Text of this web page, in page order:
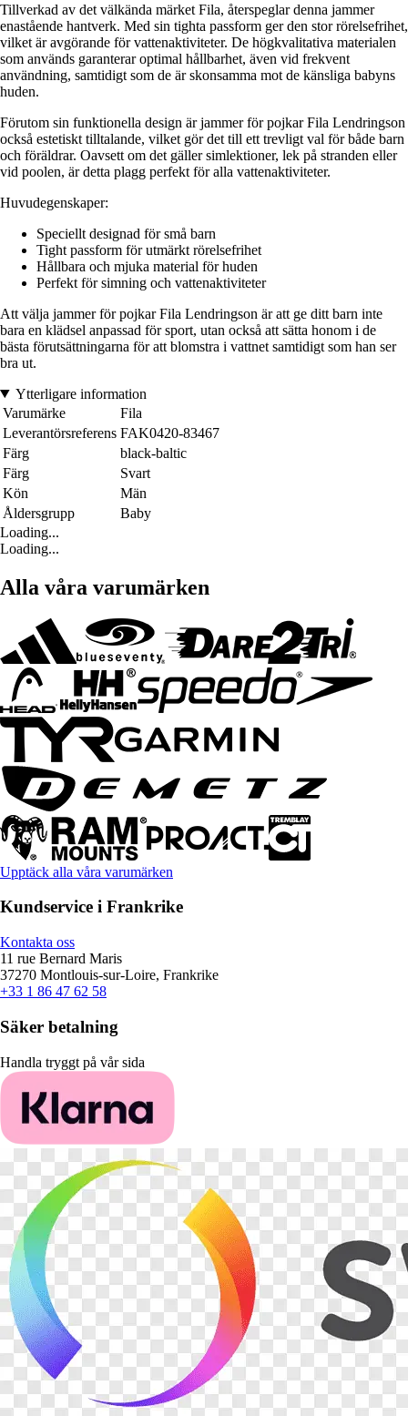
Tillverkad av det välkända märket Fila, återspeglar denna jammer
enastående hantverk. Med sin tighta passform ger den stor rörelsefrihet,
vilket är avgörande för vattenaktiviteter. De högkvalitativa materialen
som används garanterar optimal hållbarhet, även vid frekvent
användning, samtidigt som de är skonsamma mot de känsliga babyns
huden.
Förutom sin funktionella design är jammer för pojkar Fila Lendringson
också estetiskt tilltalande, vilket gör det till ett trevligt val för både barn
och föräldrar. Oavsett om det gäller simlektioner, lek på stranden eller
vid poolen, är detta plagg perfekt för alla vattenaktiviteter.
Huvudegenskaper:
Speciellt designad för små barn
Tight passform för utmärkt rörelsefrihet
Hållbara och mjuka material för huden
Perfekt för simning och vattenaktiviteter
Att välja jammer för pojkar Fila Lendringson är att ge ditt barn inte
bara en klädsel anpassad för sport, utan också att sätta honom i de
bästa förutsättningarna för att blomstra i vattnet samtidigt som han ser
bra ut.
Ytterligare information
Varumärke
Fila
Leverantörsreferens FAK0420-83467
Färg
black-baltic
Färg
Svart
Kön
Män
Åldersgrupp
Baby
Loading...
Loading...
Alla våra varumärken
Upptäck alla våra varumärken
Kundservice i Frankrike
Kontakta oss
11 rue Bernard Maris
37270 Montlouis-sur-Loire, Frankrike
+33 1 86 47 62 58
Säker betalning
Handla tryggt på vår sida